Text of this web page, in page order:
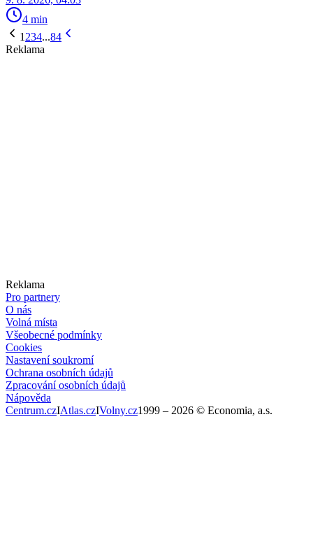
4 min
1 234...84
Reklama
Reklama
Pro partnery
O nás
Volná místa
Všeobecné podmínky
Cookies
Nastavení soukromí
Ochrana osobních údajů
Zpracování osobních údajů
Nápověda
Centrum.czIAtlas.czIVolny.cz1999 – 2026 © Economia, a.s.